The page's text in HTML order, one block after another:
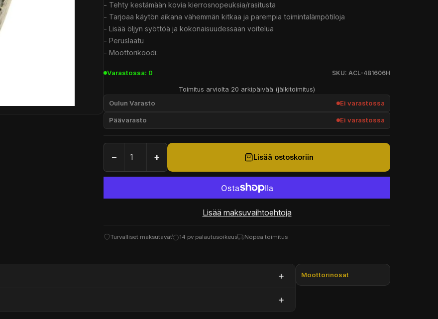
- Tehty kestämään kovia kierrosnopeuksia/rasitusta
- Tarjoaa käytön aikana vähemmän kitkaa ja parempia toimintalämpötiloja
- Lisää öljyn syöttöä ja kokonaisuudessaan voitelua
- Peruslaatu
- Moottorikoodi:
Varastossa: 0 SKU: ACL-4B1606H
Toimitus arviolta 20 arkipäivää (jälkitoimitus)
Oulun Varasto Ei varastossa
Päävarasto Ei varastossa
− + Lisää ostoskoriin
Lisää maksuvaihtoehtoja
Turvalliset maksutavat 14 pv palautusoikeus Nopea toimitus
Moottorinosat